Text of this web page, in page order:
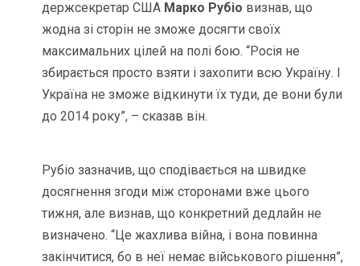
держсекретар США Марко Рубіо визнав, що
жодна зі сторін не зможе досягти своїх
максимальних цілей на полі бою. “Росія не
збирається просто взяти і захопити всю Україну. І
Україна не зможе відкинути їх туди, де вони були
до 2014 року”, – сказав він.
Рубіо зазначив, що сподівається на швидке
досягнення згоди між сторонами вже цього
тижня, але визнав, що конкретний дедлайн не
визначено. “Це жахлива війна, і вона повинна
закінчитися, бо в неї немає військового рішення”,